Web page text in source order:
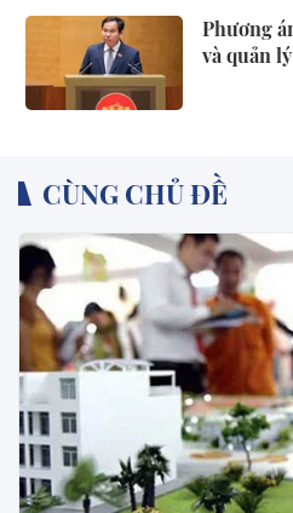
Phương
và quản
CÙNG CHỦ ĐỀ